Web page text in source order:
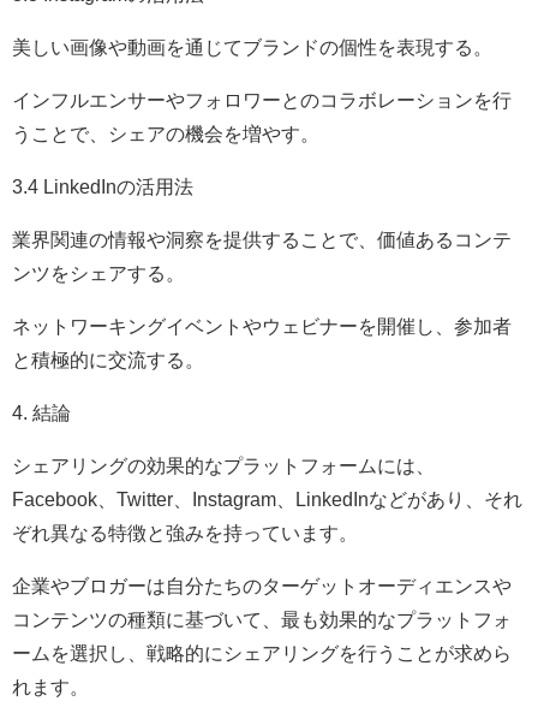
美しい画像や動画を通じてブランドの個性を表現する。
インフルエンサーやフォロワーとのコラボレーションを行
うことで、シェアの機会を増やす。
3.4 LinkedInの活用法
業界関連の情報や洞察を提供することで、価値あるコンテ
ンツをシェアする。
ネットワーキングイベントやウェビナーを開催し、参加者
と積極的に交流する。
4. 結論
シェアリングの効果的なプラットフォームには、
Facebook、Twitter、Instagram、LinkedInなどがあり、それ
ぞれ異なる特徴と強みを持っています。
企業やブロガーは自分たちのターゲットオーディエンスや
コンテンツの種類に基づいて、最も効果的なプラットフォ
ームを選択し、戦略的にシェアリングを行うことが求めら
れます。